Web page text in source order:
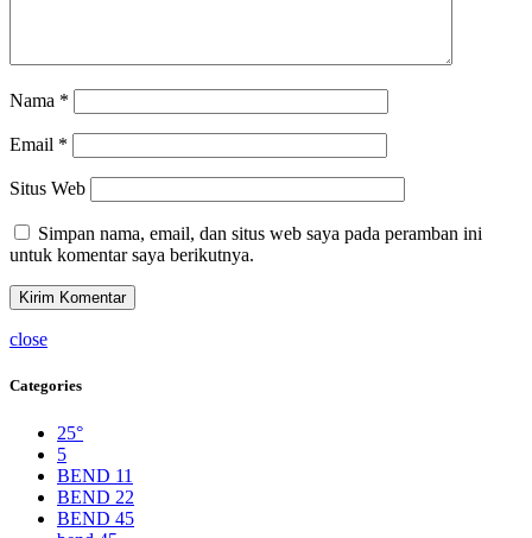
Nama *
Email *
Situs Web
Simpan nama, email, dan situs web saya pada peramban ini
untuk komentar saya berikutnya.
close
Categories
25°
5
BEND 11
BEND 22
BEND 45